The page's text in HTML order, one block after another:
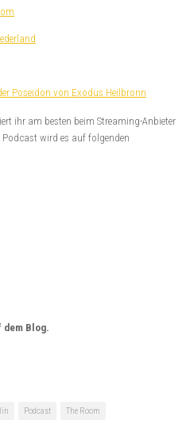
Poseidon von Exodus Heilbronn
ihr am besten beim Streaming-Anbieter
Podcast wird es auf folgenden
dem Blog.
Podcast The Room